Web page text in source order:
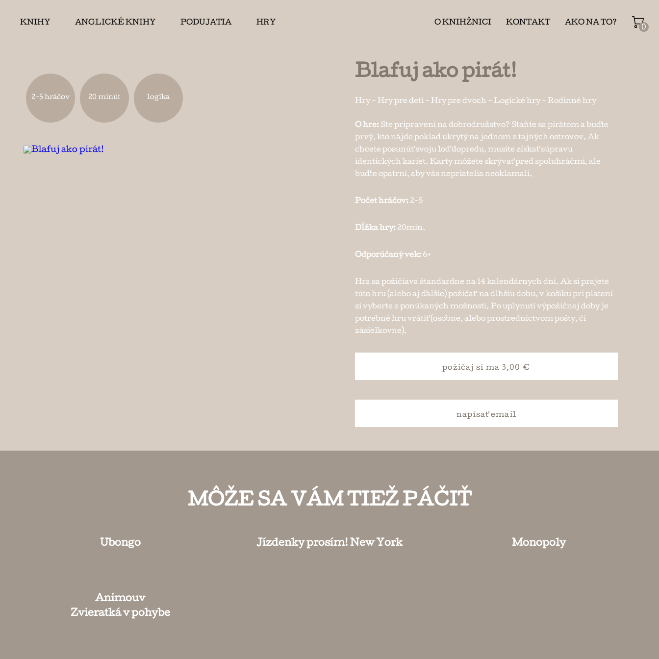
KNIHY ANGLICKÉ KNIHY PODUJATIA HRY O KNIHŽNICI KONTAKT AKO NA TO?
0
2-5 hráčov 20 minút logika
Blafuj ako pirát!
Hry - Hry pre deti - Hry pre dvoch - Logické hry - Rodinné hry
O hre: Ste pripravení na dobrodružstvo? Staňte sa pirátom a buďte
prvý, kto nájde poklad ukrytý na jednom z tajných ostrovov. Ak
chcete posunúť svoju loď dopredu, musíte získať súpravu
identických kariet. Karty môžete skrývať pred spoluhráčmi, ale
buďte opatrní, aby vás nepriatelia neoklamali.
Počet hráčov: 2-5
Dĺžka hry: 20min.
Odporúčaný vek: 6+
Hra sa požičiava štandardne na 14 kalendárnych dní. Ak si prajete
túto hru (alebo aj ďalšie) požičať na dlhšiu dobu, v košíku pri platení
si vyberte z ponúkaných možností. Po uplynutí výpožičnej doby je
potrebné hru vrátiť (osobne, alebo prostredníctvom pošty, či
zásielkovne).
požičaj si ma 3,00 €
napísaťemail
MÔŽE SA VÁM TIEŽ PÁČIŤ
Ubongo Jízdenky prosím! New York Monopoly
Animouv
Zvieratká v pohybe